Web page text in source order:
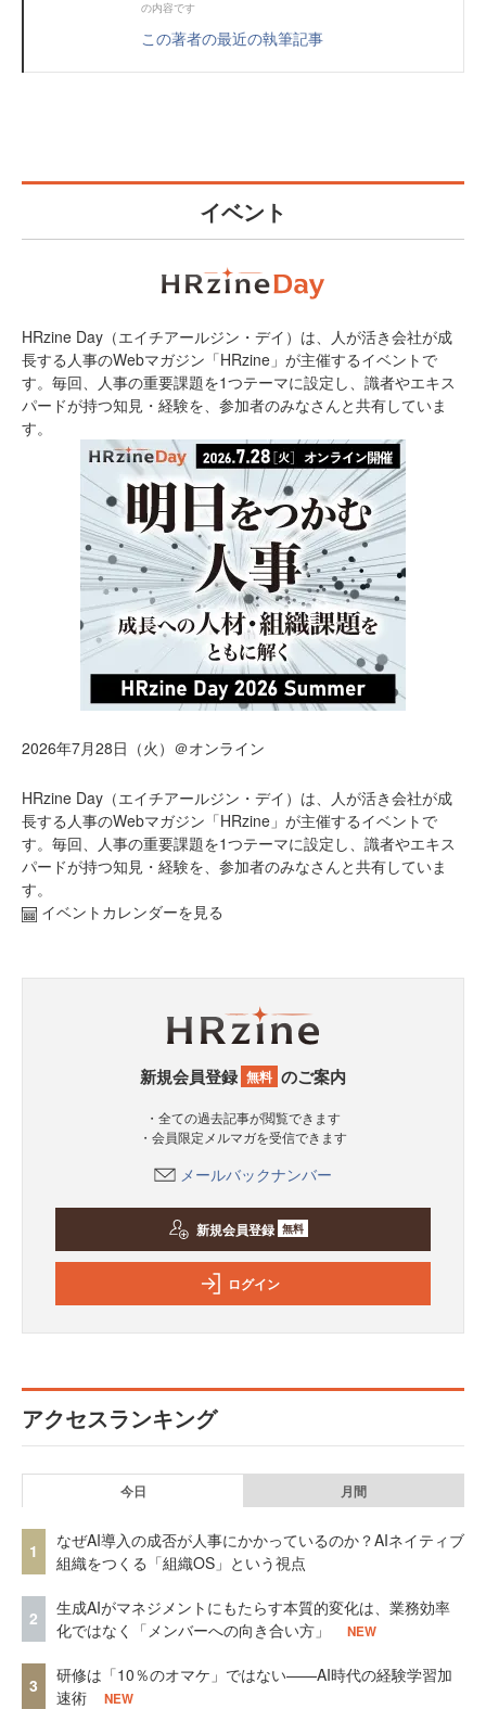
の内容です
この著者の最近の執筆記事
イベント
HRzine Day（エイチアールジン・デイ）は、人が活き会社が成
長する人事のWebマガジン「HRzine」が主催するイベントで
す。毎回、人事の重要課題を1つテーマに設定し、識者やエキス
パードが持つ知見・経験を、参加者のみなさんと共有していま
す。
2026年7月28日（火）＠オンライン
HRzine Day（エイチアールジン・デイ）は、人が活き会社が成
長する人事のWebマガジン「HRzine」が主催するイベントで
す。毎回、人事の重要課題を1つテーマに設定し、識者やエキス
パードが持つ知見・経験を、参加者のみなさんと共有していま
す。
イベントカレンダーを見る
新規会員登録 無料 のご案内
・全ての過去記事が閲覧できます
・会員限定メルマガを受信できます
メールバックナンバー
新規会員登録 無料
ログイン
アクセスランキング
今日 月間
1
なぜAI導入の成否が人事にかかっているのか？AIネイティブ
組織をつくる「組織OS」という視点
2
生成AIがマネジメントにもたらす本質的変化は、業務効率
化ではなく「メンバーへの向き合い方」
NEW
3
研修は「10％のオマケ」ではない——AI時代の経験学習加
速術
NEW